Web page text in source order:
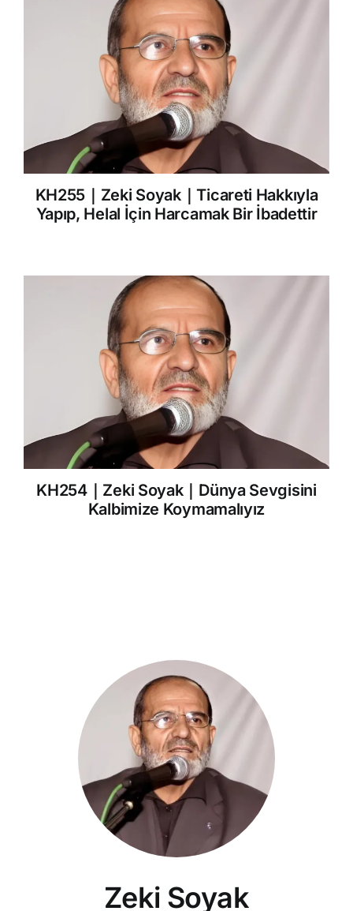
KH255｜Zeki Soyak｜Ticareti Hakkıyla
Yapıp, Helal İçin Harcamak Bir İbadettir
KH254｜Zeki Soyak｜Dünya Sevgisini
Kalbimize Koymamalıyız
Zeki Soyak